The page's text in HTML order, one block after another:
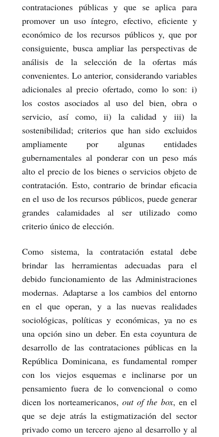
contrataciones públicas y que se aplica para
promover un uso íntegro, efectivo, eficiente y
económico de los recursos públicos y, que por
consiguiente, busca ampliar las perspectivas de
análisis de la selección de la ofertas más
convenientes. Lo anterior, considerando variables
adicionales al precio ofertado, como lo son: i)
los costos asociados al uso del bien, obra o
servicio, así como, ii) la calidad y iii) la
sostenibilidad; criterios que han sido excluidos
ampliamente por algunas entidades
gubernamentales al ponderar con un peso más
alto el precio de los bienes o servicios objeto de
contratación. Esto, contrario de brindar eficacia
en el uso de los recursos públicos, puede generar
grandes calamidades al ser utilizado como
criterio único de elección.
Como sistema, la contratación estatal debe
brindar las herramientas adecuadas para el
debido funcionamiento de las Administraciones
modernas. Adaptarse a los cambios del entorno
en el que operan, y a las nuevas realidades
sociológicas, políticas y económicas, ya no es
una opción sino un deber. En esta coyuntura de
desarrollo de las contrataciones públicas en la
República Dominicana, es fundamental romper
con los viejos esquemas e inclinarse por un
pensamiento fuera de lo convencional o como
dicen los norteamericanos, out of the box, en el
que se deje atrás la estigmatización del sector
privado como un tercero ajeno al desarrollo y al